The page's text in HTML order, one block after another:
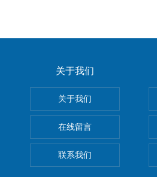
关于我们
关于我们
在线留言
联系我们